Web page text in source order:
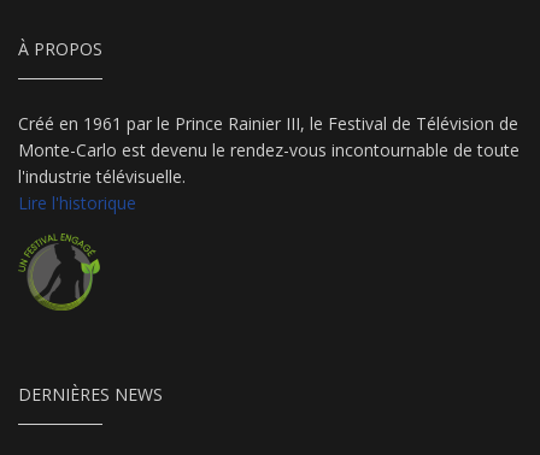
À PROPOS
Créé en 1961 par le Prince Rainier III, le Festival de Télévision de
Monte-Carlo est devenu le rendez-vous incontournable de toute
l'industrie télévisuelle.
Lire l'historique
DERNIÈRES NEWS